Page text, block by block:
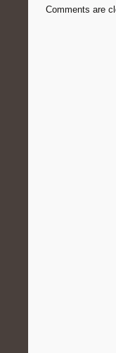
Comments are